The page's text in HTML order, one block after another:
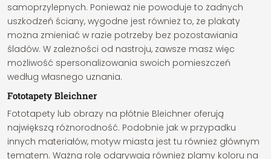
samoprzylepnych. Ponieważ nie powoduje to żadnych
uszkodzeń ściany, wygodne jest również to, że plakaty
można zmieniać w razie potrzeby bez pozostawiania
śladów. W zależności od nastroju, zawsze masz więc
możliwość spersonalizowania swoich pomieszczeń
według własnego uznania.
Fototapety Bleichner
Fototapety lub obrazy na płótnie Bleichner oferują
największą różnorodność. Podobnie jak w przypadku
innych materiałów, motyw miasta jest tu również głównym
tematem. Ważną rolę odgrywają również plamy koloru na